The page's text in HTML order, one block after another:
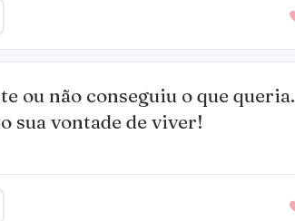
ou não conseguiu o que queria.
sua vontade de viver!